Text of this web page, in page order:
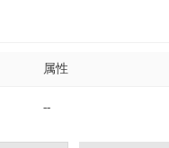
属性
--